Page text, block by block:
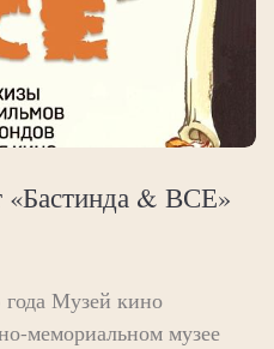
«Бастинда & ВСЕ»
Музей кино
мемориальном музее